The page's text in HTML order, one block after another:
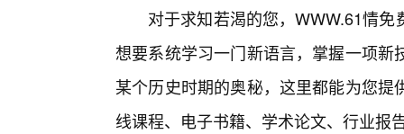
对于求知若渴的您，WWW.61情
想要系统学习一门新语言，掌握一项
某个历史时期的奥秘，这里都能为您
线课程、电子书籍、学术论文、行业报